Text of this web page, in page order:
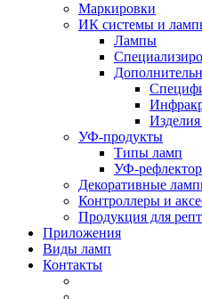
Маркировки
ИК системы и
Лампы
УФ-продукты
Типы ламп
УФ-
Декоративные
Контроллеры и
Продукция для
Приложения
Виды ламп
Контакты